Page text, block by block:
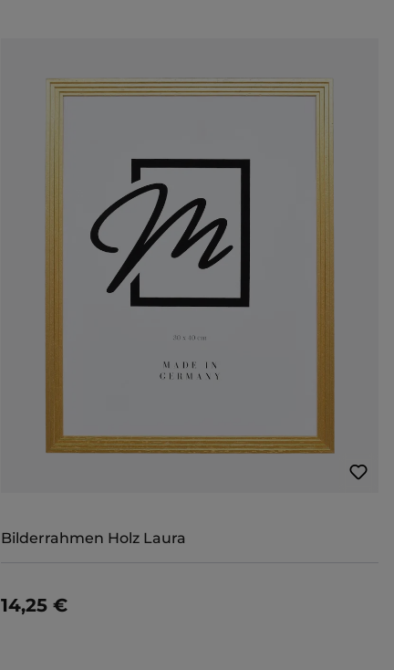
Bilderrahmen Holz Laura
14,25 €
Details